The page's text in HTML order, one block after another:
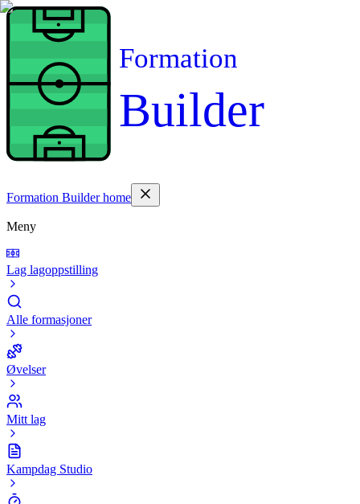
Formation
Builder
Formation Builder home
Meny
Lag lagoppstilling
Alle formasjoner
Øvelser
Mitt lag
Kampdag Studio